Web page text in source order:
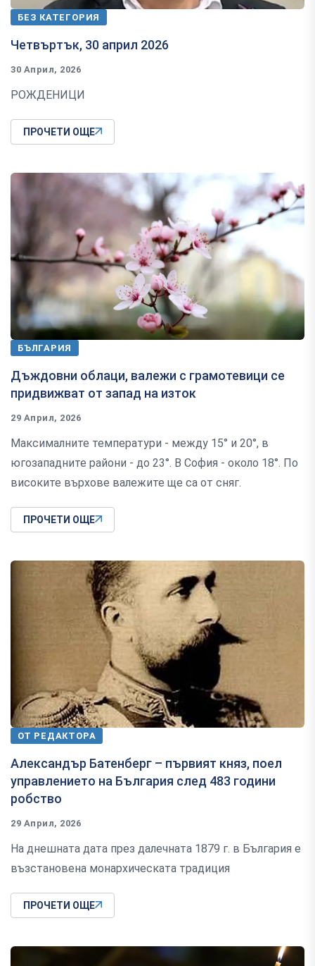
БЕЗ КАТЕГОРИЯ
Четвъртък, 30 април 2026
30 Април, 2026
РОЖДЕНИЦИ
ПРОЧЕТИ ОЩЕ
БЪЛГАРИЯ
Дъждовни облаци, валежи с грамотевици се
придвижват от запад на изток
29 Април, 2026
Максималните температури - между 15° и 20°, в
югозападните райони - до 23°. В София - около 18°. По
високите върхове валежите ще са от сняг.
ПРОЧЕТИ ОЩЕ
ОТ РЕДАКТОРА
Александър Батенберг – първият княз, поел
управлението на България след 483 години
робство
29 Април, 2026
На днешната дата през далечната 1879 г. в България е
възстановена монархическата традиция
ПРОЧЕТИ ОЩЕ